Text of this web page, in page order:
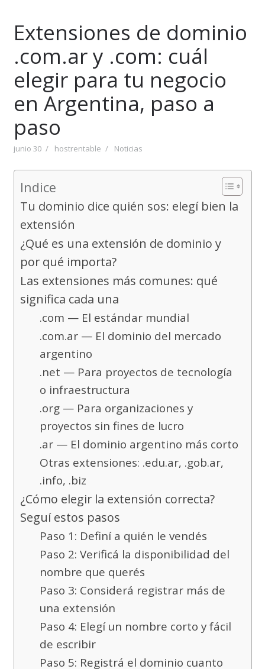
Extensiones de dominio
.com.ar y .com: cuál
elegir para tu negocio
en Argentina, paso a
paso
junio 30 hostrentable Noticias
Indice
Tu dominio dice quién sos: elegí bien la
extensión
¿Qué es una extensión de dominio y
por qué importa?
Las extensiones más comunes: qué
significa cada una
.com — El estándar mundial
.com.ar — El dominio del mercado
argentino
.net — Para proyectos de tecnología
o infraestructura
.org — Para organizaciones y
proyectos sin fines de lucro
.ar — El dominio argentino más corto
Otras extensiones: .edu.ar, .gob.ar,
.info, .biz
¿Cómo elegir la extensión correcta?
Seguí estos pasos
Paso 1: Definí a quién le vendés
Paso 2: Verificá la disponibilidad del
nombre que querés
Paso 3: Considerá registrar más de
una extensión
Paso 4: Elegí un nombre corto y fácil
de escribir
Paso 5: Registrá el dominio cuanto